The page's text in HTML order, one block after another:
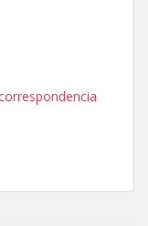
temas de trabajo